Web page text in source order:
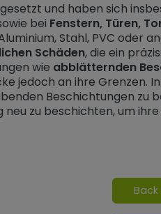
und haben sich
bei Fenstern, Türen,
Stahl, PVC oder
Schäden, die ein
wie abblätternden
jedoch an ihre Grenzen.
Beschichtungen zu
zu beschichten, um